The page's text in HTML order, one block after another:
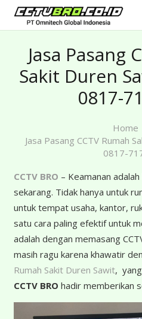
Jasa Pasang
Sakit Duren
0817-
Home
Jasa Pasang CCTV Rumah
0817-
CCTV BRO – Keamanan
sekarang. Tidak hanya untuk
untuk tempat usaha, kantor,
satu cara paling efektif untuk
adalah dengan memasang
masih ragu karena khawatir
Rumah Sakit Duren Sawit, yang
CCTV BRO hadir memberikan